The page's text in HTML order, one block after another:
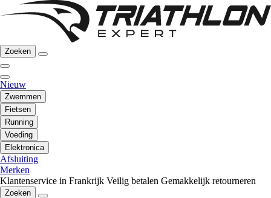
Zoeken
Nieuw
Zwemmen
Fietsen
Running
Voeding
Elektronica
Afsluiting
Merken
Klantenservice in Frankrijk Veilig betalen Gemakkelijk retourneren
Zoeken